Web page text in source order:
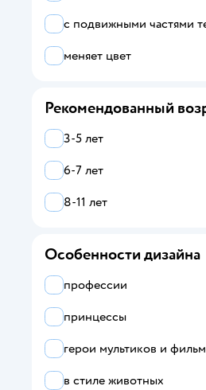
с подвижными частями
меняет цвет
Рекомендованный
3-5 лет
6-7 лет
8-11 лет
Особенности дизайна
профессии
принцессы
герои мультиков и
в стиле животных